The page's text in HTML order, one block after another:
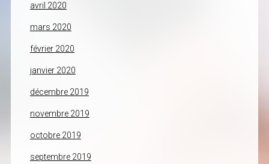
avril 2020
mars 2020
février 2020
janvier 2020
décembre 2019
novembre 2019
octobre 2019
septembre 2019